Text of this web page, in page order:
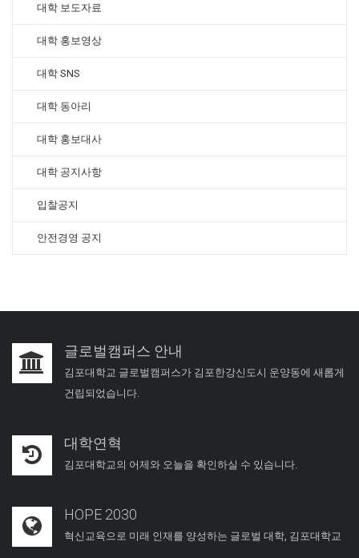
대학 보도자료
대학 홍보영상
대학 SNS
대학 동아리
대학 홍보대사
대학 공지사항
입찰공지
안전경영 공지
글로벌캠퍼스 안내
김포대학교 글로벌캠퍼스가 김포한강신도시 운양동에 새롭게
건립되었습니다.
대학연혁
김포대학교의 어제와 오늘을 확인하실 수 있습니다.
HOPE 2030
혁신교육으로 미래 인재를 양성하는 글로벌 대학, 김포대학교